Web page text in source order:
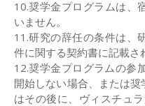
10.奨学金プログラムは、
いません。
11.研究の辞任の条件は、
件に関する契約書に記載さ
12.奨学金プログラムの参
開始しない場合、または
はその後に、ヴィスチュ